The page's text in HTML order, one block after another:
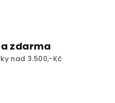
zdarma
nad 3.500,-Kč